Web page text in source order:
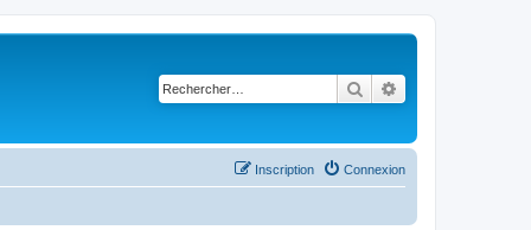
Rechercher
Connexion
Inscription